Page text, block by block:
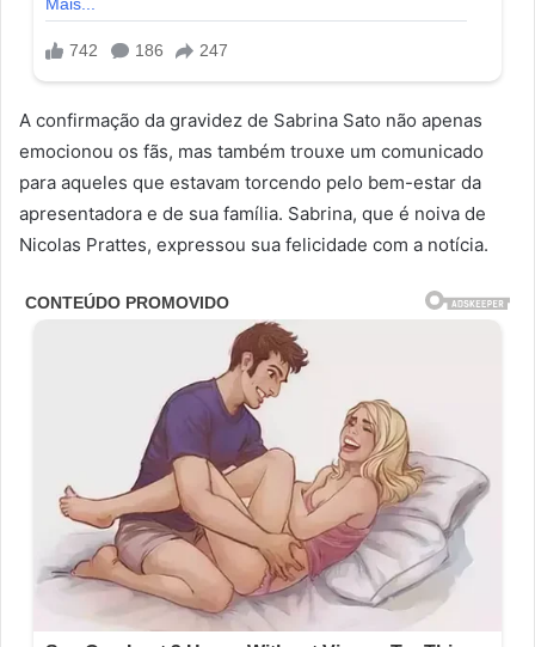
A confirmação da gravidez de Sabrina Sato não apenas
emocionou os fãs, mas também trouxe um comunicado
para aqueles que estavam torcendo pelo bem-estar da
apresentadora e de sua família. Sabrina, que é noiva de
Nicolas Prattes, expressou sua felicidade com a notícia.